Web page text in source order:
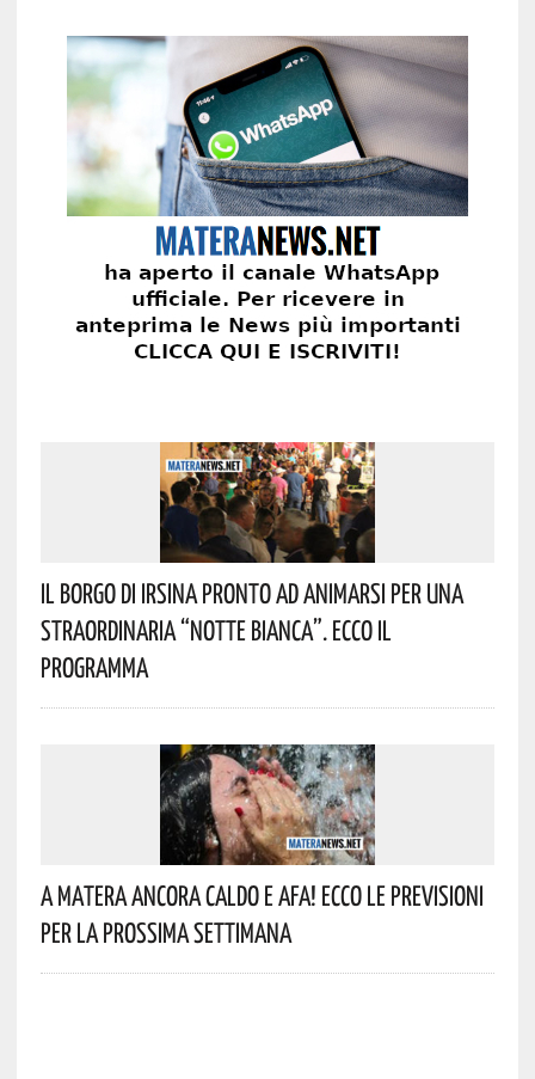
Il Borgo Di Irsina Pronto Ad Animarsi Per Una
Straordinaria “Notte Bianca”. Ecco Il
Programma
A Matera Ancora Caldo E Afa! Ecco Le Previsioni
Per La Prossima Settimana